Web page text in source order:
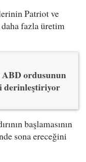
Patriot ve
fazla üretim
ABD ordusunun
derinleştiriyor
başlamasının
sona ereceğini